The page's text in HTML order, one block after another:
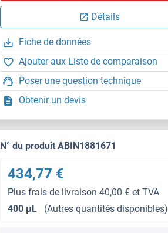
Détails
Fiche de données
Ajouter aux Liste de comparaison
Poser une question technique
Obtenir un devis
N° du produit ABIN1881671
434,77 €
Plus frais de livraison 40,00 € et TVA
400 μL
(Autres quantités disponibles)